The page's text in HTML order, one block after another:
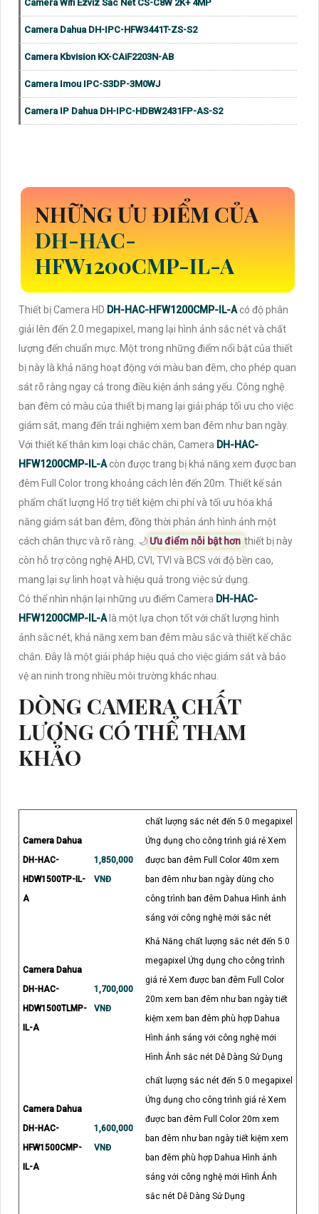
Camera Wifi Ezviz Sắc Nét CS-C8W 2K+ 4MP
Camera Dahua DH-IPC-HFW3441T-ZS-S2
Camera Kbvision KX-CAiF2203N-AB
Camera Imou IPC-S3DP-3M0WJ
Camera IP Dahua DH-IPC-HDBW2431FP-AS-S2
NHỮNG ƯU ĐIỂM CỦA
DH-HAC-
HFW1200CMP-IL-A
Thiết bị Camera HD DH-HAC-HFW1200CMP-IL-Acó độ phân
giải lên đến 2.0 megapixel, mang lại hình ảnh sắc nét và chất
lượng đến chuẩn mực. Một trong những điểm nổi bật của thiết
bị này là khả năng hoạt động với màu ban đêm, cho phép quan
sát rõ ràng ngay cả trong điều kiện ánh sáng yếu. Công nghệ
ban đêm có màu của thiết bị mang lại giải pháp tối ưu cho việc
giám sát, mang đến trải nghiệm xem ban đêm như ban ngày.
Với thiết kế thân kim loại chắc chắn, Camera DH-HAC-
HFW1200CMP-IL-Acòn được trang bị khả năng xem được ban
đêm Full Color trong khoảng cách lên đến 20m. Thiết kế sản
phẩm chất lượng Hổ trợ tiết kiệm chi phí và tối ưu hóa khả
năng giám sát ban đêm, đồng thời phản ánh hình ảnh một
cách chân thực và rõ ràng. 🌙Ưu điểm nỗi bật hơn thiết bị này
còn hỗ trợ công nghệ AHD, CVI, TVI và BCS với độ bền cao,
mang lại sự linh hoạt và hiệu quả trong việc sử dụng.
Có thể nhìn nhận lại những ưu điểm Camera DH-HAC-
HFW1200CMP-IL-A là một lựa chọn tốt với chất lượng hình
ảnh sắc nét, khả năng xem ban đêm màu sắc và thiết kế chắc
chắn. Đây là một giải pháp hiệu quả cho việc giám sát và bảo
vệ an ninh trong nhiều môi trường khác nhau.
DÒNG CAMERA CHẤT
LƯỢNG CÓ THỂ THAM
KHẢO
Camera Dahua
DH-HAC-
HDW1500TP-IL-
A
1,850,000
VNĐ
chất lượng sắc nét đến 5.0 megapixel
Ứng dụng cho công trình giá rẻ Xem
được ban đêm Full Color 40m xem
ban đêm như ban ngày dùng cho
công trình ban đêm Dahua Hình ảnh
sáng với công nghệ mới sắc nét
Camera Dahua
DH-HAC-
HDW1500TLMP-
IL-A
1,700,000
VNĐ
Khả Năng chất lượng sắc nét đến 5.0
megapixel Ứng dụng cho công trình
giá rẻ Xem được ban đêm Full Color
20m xem ban đêm như ban ngày tiết
kiệm xem ban đêm phù hợp Dahua
Hình ảnh sáng với công nghệ mới
Hình Ảnh sắc nét Dễ Dàng Sử Dụng
Camera Dahua
DH-HAC-
HFW1500CMP-
IL-A
1,600,000
VNĐ
chất lượng sắc nét đến 5.0 megapixel
Ứng dụng cho công trình giá rẻ Xem
được ban đêm Full Color 20m xem
ban đêm như ban ngày tiết kiệm xem
ban đêm phù hợp Dahua Hình ảnh
sáng với công nghệ mới Hình Ảnh
sắc nét Dễ Dàng Sử Dụng